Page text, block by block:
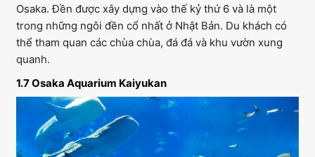
Osaka. Đền được xây dựng vào thế kỷ thứ 6 và là một
trong những ngôi đền cổ nhất ở Nhật Bản. Du khách có
thể tham quan các chùa chùa, đá đá và khu vườn xung
quanh.
1.7 Osaka Aquarium Kaiyukan